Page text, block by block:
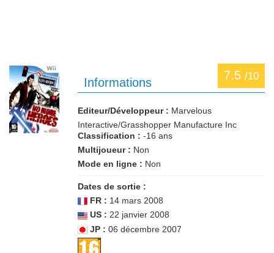
7.5 /10
Informations
Editeur/Développeur : Marvelous
Interactive/Grasshopper Manufacture Inc
Classification : -16 ans
Multijoueur : Non
Mode en ligne : Non
Dates de sortie :
FR : 14 mars 2008
US : 22 janvier 2008
JP : 06 décembre 2007